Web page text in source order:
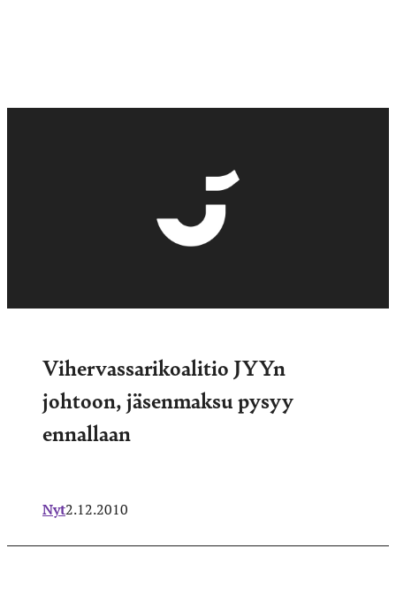
Vihervassarikoalitio JYYn
johtoon, jäsenmaksu pysyy
ennallaan
Nyt2.12.2010